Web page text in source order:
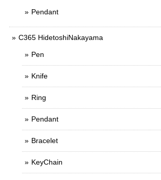
Pendant
C365 HidetoshiNakayama
Pen
Knife
Ring
Pendant
Bracelet
KeyChain